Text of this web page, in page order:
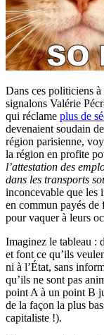
Dans ces politiciens
signalons Valérie
qui réclame plus de
devenaient soudain
région parisienne,
la région en profite
l’attestation des
dans les transports
inconcevable que les
en commun payés de
pour vaquer à leurs
Imaginez le tableau :
et font ce qu’ils
ni à l’État, sans
qu’ils ne sont pas
point A à un point B
de la façon la plus
capitaliste !).